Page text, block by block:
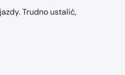
Trudno ustalić,